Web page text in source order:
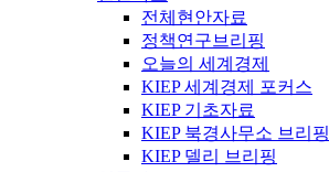
전체현안자료
정책연구브리핑
오늘의 세계경제
KIEP 세계경제 포커스
KIEP 기초자료
KIEP 북경사무소 브리핑
KIEP 델리 브리핑